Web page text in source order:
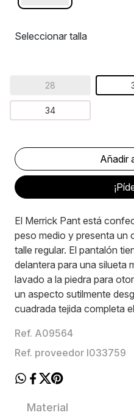
Seleccionar talla
28
34
El Merrick Pant está
peso medio y presenta
talle regular. El pantalón
delantera para una silueta
lavado a la piedra para
un aspecto sutilmente
cuadrada tejida completa
Ref. A09564
Ref. proveedor I033759
Material